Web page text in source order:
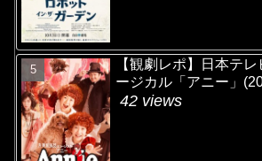
【観劇レポ】日本テ
ージカル「アニー」
42 views